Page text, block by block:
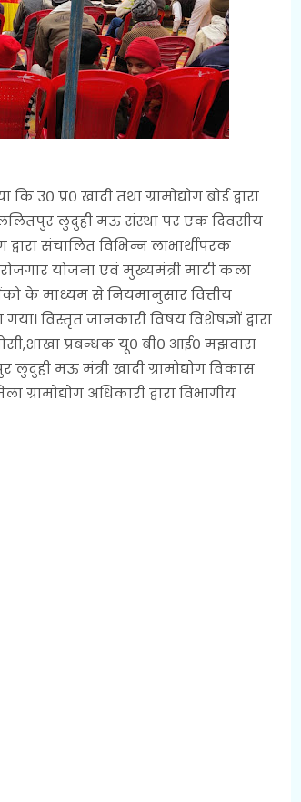
उ० प्र० खादी तथा ग्रामोद्योग बोर्ड द्वारा
ललितपुर लुदुही मऊ संस्था पर एक दिवसीय
संचालित विभिन्न लाभार्थीपरक
रोजगार योजना एवं मुख्यमंत्री माटी कला
के माध्यम से नियमानुसार वित्तीय
विस्तृत जानकारी विषय विशेषज्ञों द्वारा
प्रबन्धक यू० बी० आई० मझवारा
लुदुही मऊ मंत्री खादी ग्रामोद्योग विकास
अधिकारी द्वारा विभागीय